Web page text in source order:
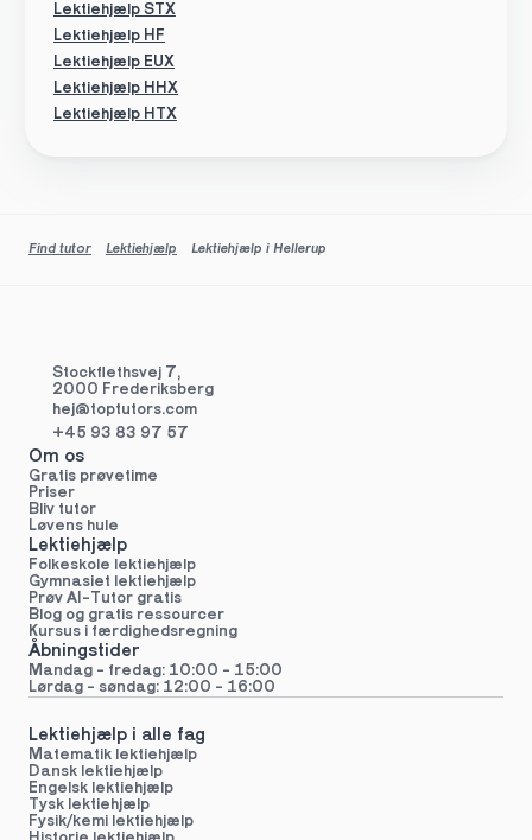
Lektiehjælp HF
Lektiehjælp EUX
Lektiehjælp STX
Lektiehjælp HHX
Lektiehjælp HTX
Find tutor Lektiehjælp Lektiehjælp i Hellerup
Stockflethsvej 7,
2000 Frederiksberg
hej@toptutors.com
+45 93 83 97 57
Om os
Gratis prøvetime
Priser
Bliv tutor
Løvens hule
Lektiehjælp
Folkeskole lektiehjælp
Gymnasiet lektiehjælp
Prøv AI-Tutor gratis
Blog og gratis ressourcer
Kursus i færdighedsregning
Åbningstider
Mandag - fredag: 10:00 - 15:00
Lørdag - søndag: 12:00 - 16:00
Lektiehjælp i alle fag
Matematik lektiehjælp
Dansk lektiehjælp
Engelsk lektiehjælp
Tysk lektiehjælp
Fysik/kemi lektiehjælp